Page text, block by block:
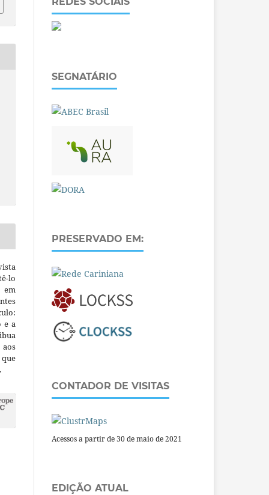
lo
em
e a
SEGNATÁRIO
PRESERVADO EM:
CONTADOR DE VISITAS
Acessos a partir de 30 de maio de 2021
EDIÇÃO ATUAL